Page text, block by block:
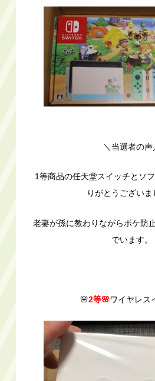
＼当選者の声
1等商品の任天堂スイッチとソ
りがとうございま
老妻が孫に教わりながらボケ防
でいます。
🌸2等🌸ワイヤレス